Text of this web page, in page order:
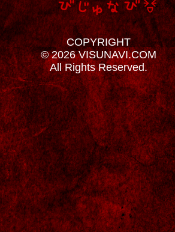
COPYRIGHT
© 2026 VISUNAVI.COM
All Rights Reserved.